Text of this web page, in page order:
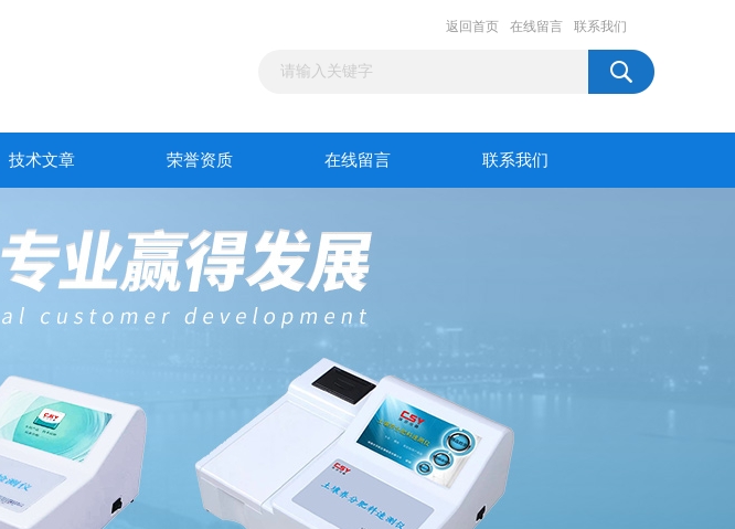
返回首页 在线留言 联系我们
技术文章 荣誉资质 在线留言 联系我们